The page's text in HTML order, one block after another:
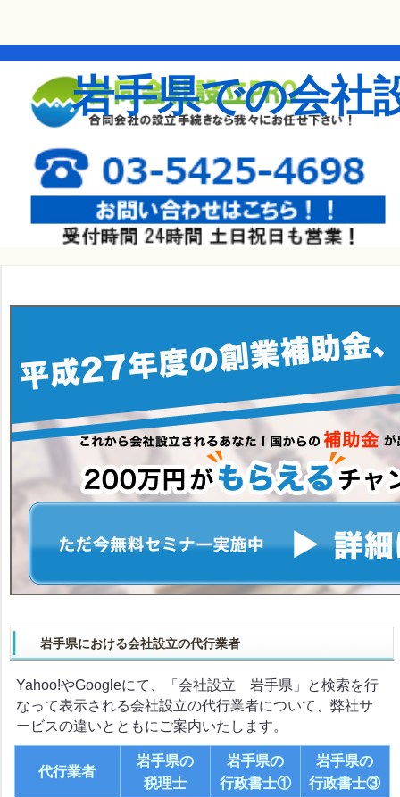
岩手県での会社
岩手県における会社設立の代行業者
Yahoo!やGoogleにて、「会社設立 岩手県」と検索を行
なって表示される会社設立の代行業者について、弊社サ
ービスの違いとともにご案内いたします。
代行業者
岩手県の
税理士
岩手県の
行政書士①
岩手県の
行政書士③